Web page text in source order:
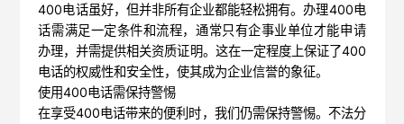
400电话虽好，但并非所有企业都能轻松拥有。办理400电
话需满足一定条件和流程，通常只有企事业单位才能申请
办理，并需提供相关资质证明。这在一定程度上保证了400
电话的权威性和安全性，使其成为企业信誉的象征。
使用400电话需保持警惕
在享受400电话带来的便利时，我们仍需保持警惕。不法分